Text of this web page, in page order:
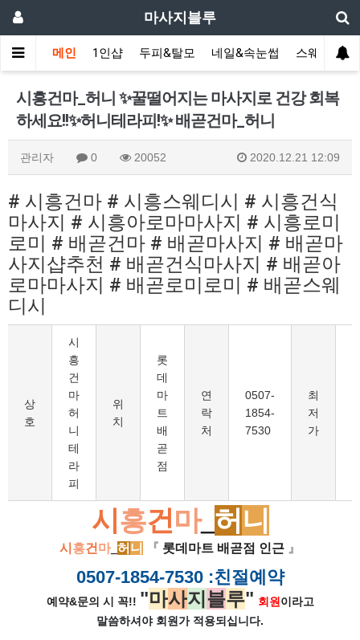
마사지블루
메인 1인샵 두피&탈모 네일&속눈썹 스웨디시(
시흥건마_허니 ✨꿀떨어지는 마사지로 건강 회복
하세요!!✨허니테라피!✨ 배곧건마_허니
관리자 0 20052 2020.12.21 12:09
# 시흥건마 # 시흥스웨디시 # 시흥건식
마사지 # 시흥아로마마사지 # 시흥로미
로미 # 배곧건마 # 배곧마사지 # 배곧마
사지샵추천 # 배곧건식마사지 # 배곧아
로마마사지 # 배곧로미로미 # 배곧스웨
디시
상
호
시
흥
건
마
허
니
테
라
피
위
치
롯
데
마
트
배
곧
점
연
락
처
0507-
1854-
7530
최
저
가
시흥건마_ 허 니
시 흥건 마_ 허 니 『 롯데마트 배곧점 인근 』
0507-1854-7530:친절예약
예약&문의 시 꼭!! "마사지 블루" 회원 이라고
말씀하셔야 회원가 적용되십니다.